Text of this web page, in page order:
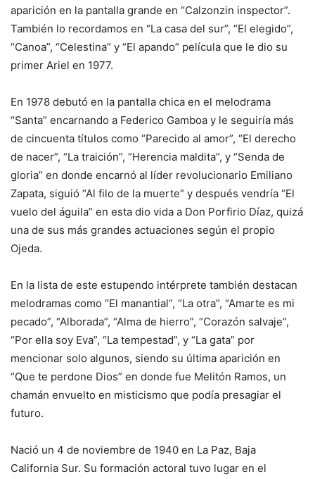
aparición en la pantalla grande en “Calzonzin inspector”.
También lo recordamos en “La casa del sur”, “El elegido”,
“Canoa”, “Celestina” y “El apando” película que le dio su
primer Ariel en 1977.
En 1978 debutó en la pantalla chica en el melodrama
“Santa” encarnando a Federico Gamboa y le seguiría más
de cincuenta títulos como “Parecido al amor”, “El derecho
de nacer”, “La traición”, “Herencia maldita”, y “Senda de
gloria” en donde encarnó al líder revolucionario Emiliano
Zapata, siguió “Al filo de la muerte” y después vendría “El
vuelo del águila” en esta dio vida a Don Porfirio Díaz, quizá
una de sus más grandes actuaciones según el propio
Ojeda.
En la lista de este estupendo intérprete también destacan
melodramas como “El manantial”, “La otra”, “Amarte es mi
pecado”, “Alborada”, “Alma de hierro”, “Corazón salvaje”,
“Por ella soy Eva”, “La tempestad”, y “La gata” por
mencionar solo algunos, siendo su última aparición en
“Que te perdone Dios” en donde fue Melitón Ramos, un
chamán envuelto en misticismo que podía presagiar el
futuro.
Nació un 4 de noviembre de 1940 en La Paz, Baja
California Sur. Su formación actoral tuvo lugar en el